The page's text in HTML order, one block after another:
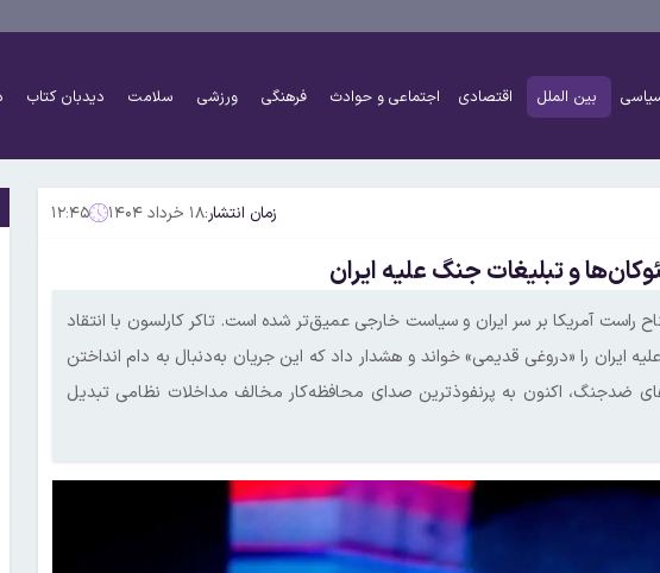
بین الملل اقتصادی اجتماعی و حوادث فرهنگی ورزشی سلامت دیدبان کتاب
زمان انتشار:۱۸ خرداد ۱۴۰۴ ۱۲:۴۵
و تبلیغات جنگ علیه ایران
راست آمریکا بر سر ایران و سیاست خارجی عمیق‌تر شده است. تاکر کارلسون با انتقاد
ایران را «دروغی قدیمی» خواند و هشدار داد که این جریان به‌دنبال به دام انداختن
ضدجنگ، اکنون به پرنفوذترین صدای محافظه‌کار مخالف مداخلات نظامی تبدیل